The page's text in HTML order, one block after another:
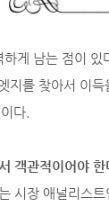
게 남는 점이 있
지를 찾아서 이
다.
객관적이어야 한
시장 애널리스